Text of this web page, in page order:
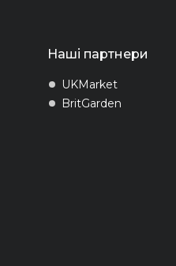
Наші партнери
UKMarket
BritGarden